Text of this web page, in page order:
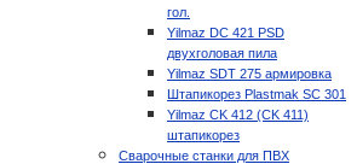
гол.
Yilmaz DC 421 PSD
двухголовая пила
Yilmaz SDT 275 армировка
Штапикорез Plastmak SC 301
Yilmaz CK 412 (CK 411)
штапикорез
Сварочные станки для ПВХ